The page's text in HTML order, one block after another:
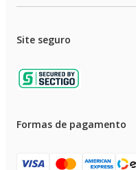
Site seguro
Formas de pagamento